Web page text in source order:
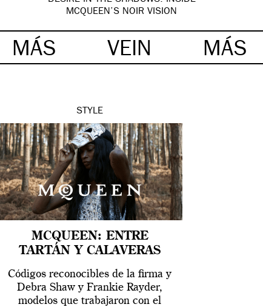
MCQUEEN’S NOIR VISION
MÁS VEIN MÁS
STYLE
MCQUEEN: ENTRE
TARTÁN Y CALAVERAS
Códigos reconocibles de la firma y
Debra Shaw y Frankie Rayder,
modelos que trabajaron con el